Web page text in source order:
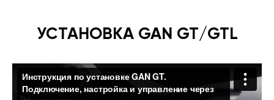
УСТАНОВКА GAN GT/GTL